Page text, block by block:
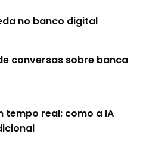
no banco digital
conversas sobre banca
tempo real: como a IA